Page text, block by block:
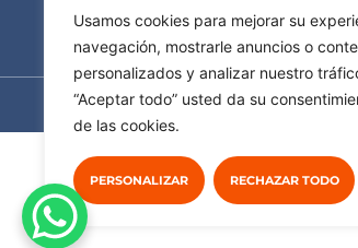
Usamos cookies para mejorar su
navegación, mostrarle anuncios o
personalizados y analizar nuestro
“Aceptar todo” usted da su
de las cookies.
PERSONALIZAR RECHAZAR TODO